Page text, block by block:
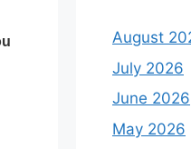
August
July 2026
June 2026
May 2026